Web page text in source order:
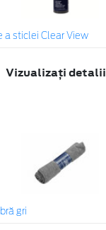
a sticlei Clear View
Vizualizați detalii
gri